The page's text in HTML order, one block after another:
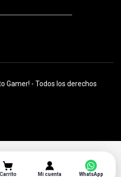
Gamer! - Todos los derechos
Carrito Mi cuenta